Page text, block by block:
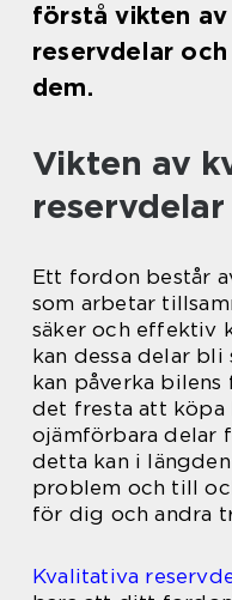
förstå vikten
reservdelar
dem.
Vikten av
reservdelar
Ett fordon består
som arbetar
säker och effektiv
kan dessa delar
kan påverka
det fresta att
ojämförbara delar
detta kan i
problem och till
för dig och andra
Kvalitativa